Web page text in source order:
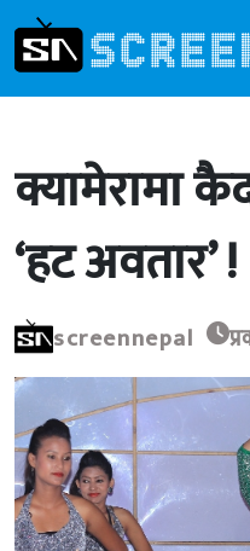
क्यामेरामा
‘हट अवतार’ !
screennepal